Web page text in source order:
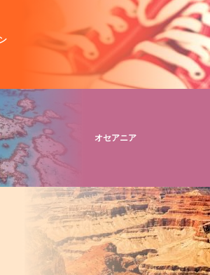
オセアニア